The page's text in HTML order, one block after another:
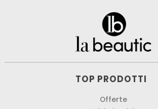
TOP PRODOTTI
Offerte